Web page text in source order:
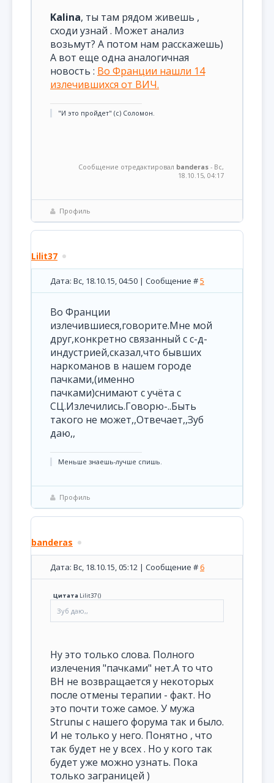
Kalina, ты там рядом живешь ,
сходи узнай . Может анализ
возьмут? А потом нам расскажешь)
А вот еще одна аналогичная
новость : Во Франции нашли 14
излечившихся от ВИЧ.
"И это пройдет" (с) Соломон.
Сообщение отредактировал banderas - Вс,
18.10.15, 04:17
Профиль
Lilit37
Дата: Вс, 18.10.15, 04:50 | Сообщение #5
Во Франции
излечившиеся,говорите.Мне мой
друг,конкретно связанный с с-д-
индустрией,сказал,что бывших
наркоманов в нашем городе
пачками,(именно
пачками)снимают с учёта с
СЦ.Излечились.Говорю-..Быть
такого не может,,Отвечает,,Зуб
даю,,
Меньше знаешь-лучше спишь.
Профиль
banderas
Дата: Вс, 18.10.15, 05:12 | Сообщение #6
Цитата Lilit37()
Зуб даю,,
Ну это только слова. Полного
излечения "пачками" нет.А то что
ВН не возвращается у некоторых
после отмены терапии - факт. Но
это почти тоже самое. У мужа
Strunы с нашего форума так и было.
И не только у него. Понятно , что
так будет не у всех . Но у кого так
будет уже можно узнать. Пока
только заграницей )